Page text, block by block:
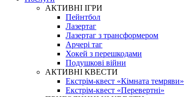
АКТИВНІ ІГРИ
Пейнтбол
Лазертаг
Лазертаг з трансформером
Арчері таг
Хокей з перешкодами
Подушкові війни
АКТИВНІ КВЕСТИ
Екстрім-квест «Кімната темряви»
Екстрім-квест «Перевертні»